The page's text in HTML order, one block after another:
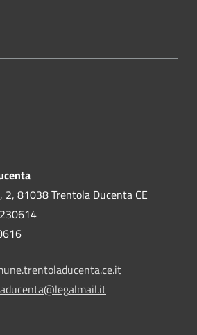
2, 81038 Trentola Ducenta CE